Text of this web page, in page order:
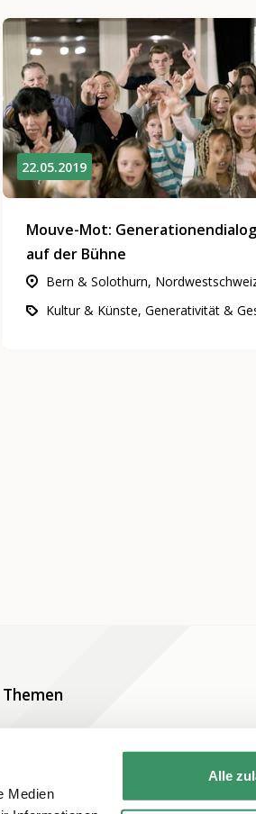
Medien
Alle
22.05.2019
Mouve-Mot: Generationendialog
auf der Bühne
Bern & Solothurn,
Themen